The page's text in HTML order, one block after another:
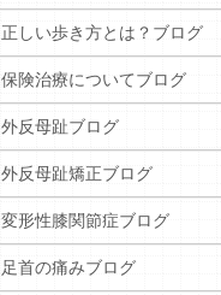
正しい歩き方とは？ブログ
保険治療についてブログ
外反母趾ブログ
外反母趾矯正ブログ
変形性膝関節症ブログ
足首の痛みブログ